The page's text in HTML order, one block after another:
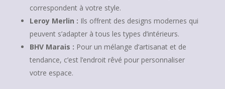
correspondent à votre style.
Leroy Merlin : Ils offrent des designs modernes qui
peuvent s’adapter à tous les types d’intérieurs.
BHV Marais : Pour un mélange d’artisanat et de
tendance, c’est l’endroit rêvé pour personnaliser
votre espace.